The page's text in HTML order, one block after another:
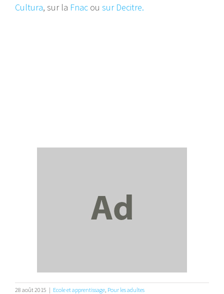
Cultura, sur la Fnac ou sur Decitre.
28 août 2015 | Ecole et apprentissage Pour les adultes